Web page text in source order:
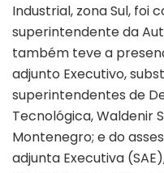
Industrial, zona Sul, foi
superintendente da
também teve a
adjunto Executivo,
superintendentes de
Tecnológica, Waldenir
Montenegro; e do
adjunta Executiva